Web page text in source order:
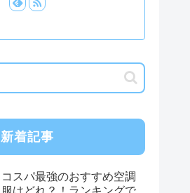
新着記事
コスパ最強のおすすめ空調